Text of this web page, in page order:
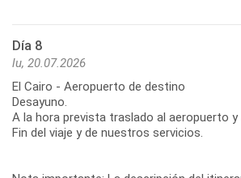
Día 8
lu, 20.07.2026
El Cairo - Aeropuerto de destino
Desayuno.
A la hora prevista traslado al aeropuerto y
Fin del viaje y de nuestros servicios.